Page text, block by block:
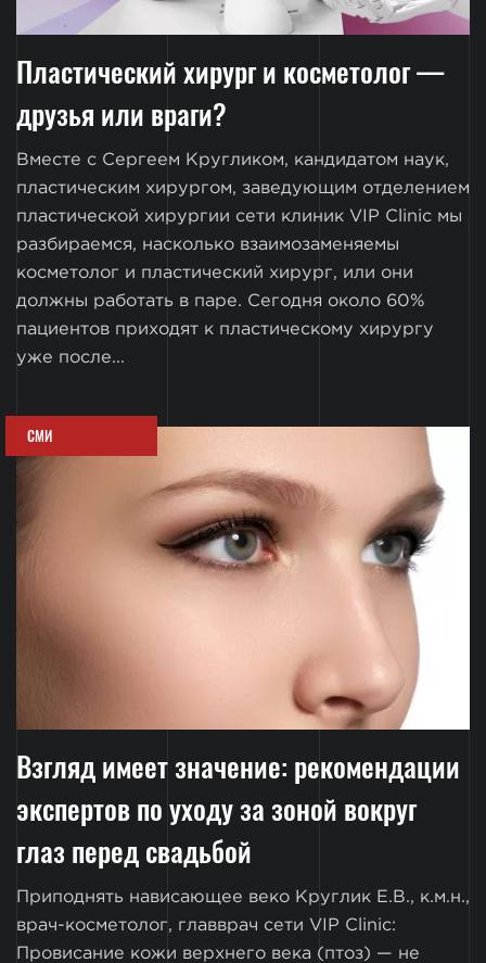
Пластический хирург и косметолог —
друзья или враги?
Вместе с Сергеем Кругликом, кандидатом наук,
пластическим хирургом, заведующим отделением
пластической хирургии сети клиник VIP Clinic мы
разбираемся, насколько взаимозаменяемы
косметолог и пластический хирург, или они
должны работать в паре. Сегодня около 60%
пациентов приходят к пластическому хирургу
уже после...
СМИ
Взгляд имеет значение: рекомендации
экспертов по уходу за зоной вокруг
глаз перед свадьбой
Приподнять нависающее веко Круглик Е.В., к.м.н.,
врач-косметолог, главврач сети VIP Clinic:
Провисание кожи верхнего века (птоз) — не